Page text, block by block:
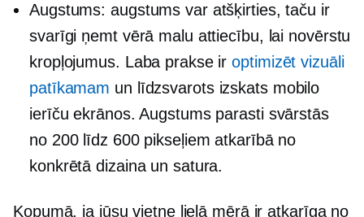
Augstums: augstums var atšķirties, taču ir
svarīgi ņemt vērā malu attiecību, lai novērstu
kropļojumus. Laba prakse iroptimizēt vizuāli
patīkamam un līdzsvarots izskats mobilo
ierīču ekrānos. Augstums parasti svārstās
no 200 līdz 600 pikseļiem atkarībā no
konkrētā dizaina un satura.
Kopumā, ja jūsu vietne lielā mērā ir atkarīga no